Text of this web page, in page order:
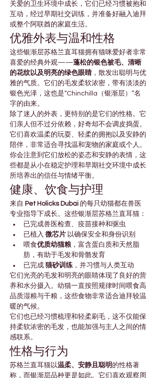
关爱的卫生环境中成长，它们已经习惯被抱和
互动，经过早期社交训练，并准备好融入迪拜
或整个阿联酋的家庭生活。
优雅外表与温和性格
这些银渐层苏格兰直耳猫拥有猫咪爱好者非常
喜爱的经典外观——蓬松的银色被毛、清晰
的花纹以及明亮的绿色眼睛，散发出聪明与优
雅的气质。它们的毛发柔软浓密，带有淡淡的
银色光泽，这也是“Chinchilla（银渐层）”名
字的由来。
除了迷人的外表，更特别的是它们的性格。它
们亲人但不过分依赖，好奇却不会调皮捣蛋。
它们喜欢温柔的玩耍、轻柔的拥抱以及安静的
陪伴，非常适合寻找温和宠物的家庭或个人。
你会注意到它们放松的姿态和安静的表情，这
些都是从小在稳定护理和早期社交环境中成长
所培养出的信任与情绪平衡。
健康、饮食与护理
来自 Pet Holicks Dubai 的每只幼猫都在兽医
专业指导下成长。这些银渐层苏格兰直耳猫：
已完成兽医检查、疫苗接种和驱虫
已植入 微芯片 以确保安全和身份识别
喂食优质幼猫粮 ，富含蛋白质和天然脂
肪，有助于毛发和骨骼发育
已完成 猫砂训练 ，并习惯与人类互动
它们光亮的毛发和明亮的眼睛体现了良好的营
养和水分摄入。幼猫一直按照规律时间喂食高
品质湿粮与干粮，这些食物非常适合迪拜较温
暖的气候。
它们也已经习惯梳理和轻柔刷毛，这不仅能保
持柔软浓密的毛发，也能加强与主人之间的情
感联系。
性格与行为
苏格兰直耳猫以温柔、安静且聪明 的性格著
称，而银渐层品种更是如此。它们喜欢观察周